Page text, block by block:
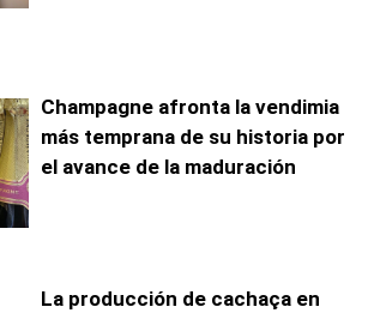
Champagne afronta la vendimia
más temprana de su historia por
el avance de la maduración
La producción de cachaça en